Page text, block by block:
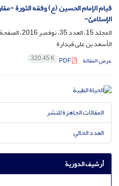
قیام الإمام الحسین (ع) وفقه الثورة -
الإسلامیّ-
المجلد 15، العدد 35، نوفمبر 2016، الصفحة
الأسعد بن علی قیدارة
عرض المقالة 320.45 K
المقالات الجاهزة للنشر
العدد الحالي
أرشيف الدورية